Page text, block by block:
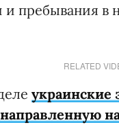
и пребывания в
RELATED